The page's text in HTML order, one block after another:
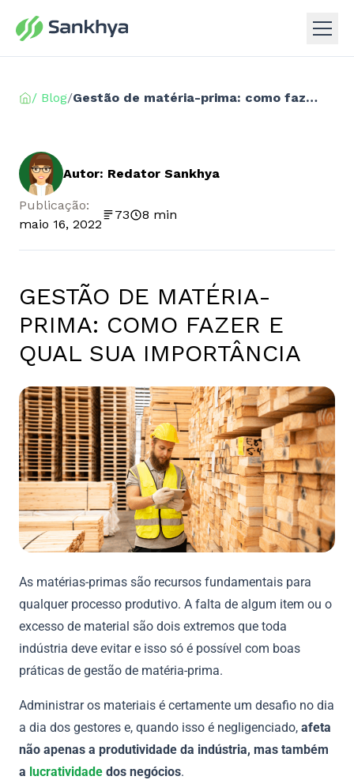
/ Blog/ Gestão de matéria-prima: como fazer e qual sua importância
Autor: Redator Sankhya
Publicação:
maio 16, 2022
73 8 min
GESTÃO DE MATÉRIA-
PRIMA: COMO FAZER E
QUAL SUA IMPORTÂNCIA
As matérias-primas são recursos fundamentais para
qualquer processo produtivo. A falta de algum item ou o
excesso de material são dois extremos que toda
indústria deve evitar e isso só é possível com boas
práticas de gestão de matéria-prima.
Administrar os materiais é certamente um desafio no dia
a dia dos gestores e, quando isso é negligenciado, afeta
não apenas a produtividade da indústria, mas também
a lucratividade dos negócios.